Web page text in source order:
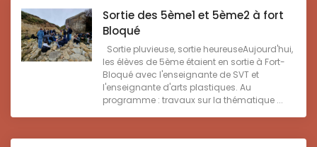
Sortie des 5ème1 et 5ème2 à fort
Bloqué
Sortie pluvieuse, sortie heureuseAujourd'hui,
les élèves de 5ème étaient en sortie à Fort-
Bloqué avec l'enseignante de SVT et
l'enseignante d'arts plastiques. Au
programme : travaux sur la thématique ...